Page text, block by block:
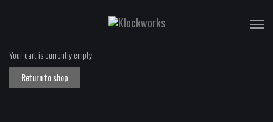
Your cart is currently empty.
Return to shop